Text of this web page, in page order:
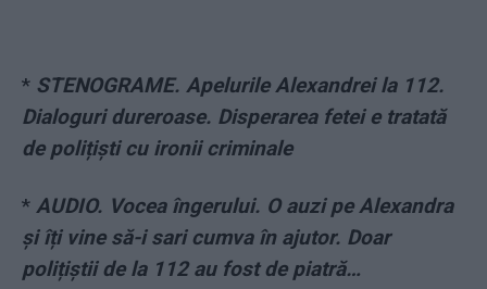
* STENOGRAME. Apelurile Alexandrei la 112.
Dialoguri dureroase. Disperarea fetei e tratată
de polițiști cu ironii criminale
* AUDIO. Vocea îngerului. O auzi pe Alexandra
și îți vine să-i sari cumva în ajutor. Doar
polițiștii de la 112 au fost de piatră…